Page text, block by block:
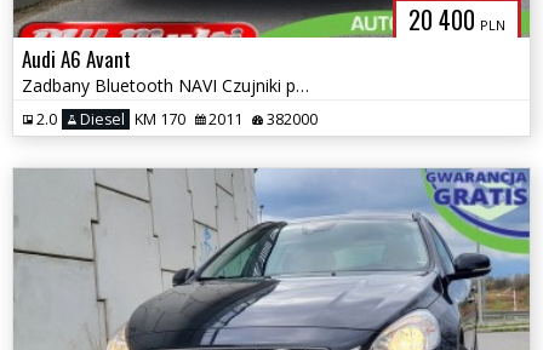
20 400 PLN
Audi A6 Avant
Zadbany Bluetooth NAVI Czujniki parkowania ZAMIANA GWARANCJA!
2.0 Diesel KM 170 2011 382000